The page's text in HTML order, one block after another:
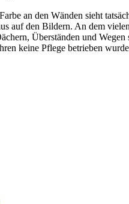
an den Wänden sieht
auf den Bildern. An dem
Überständen und Wegen
keine Pflege betrieben